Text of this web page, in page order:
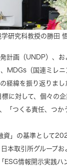
研究科教授の勝田
計画（UNDP）、
MDGs（国連ミレニ
経緯を振り返りまし
に対して、個々の
「つくる責任、つ
資」の基準として
日本取引所グループ
情報開示実践ハ